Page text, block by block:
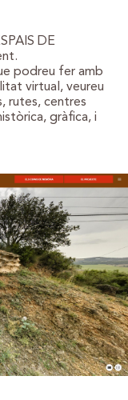
DE
podreu fer amb
virtual, veureu
rutes, centres
gràfica, i